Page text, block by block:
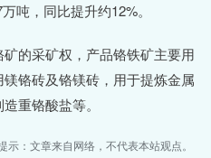
吨，同比提升约12%。
的采矿权，产品铬铁矿主要用
铬砖及铬镁砖，用于提炼金属
重铬酸盐等。
示：文章来自网络，不代表本站观点。